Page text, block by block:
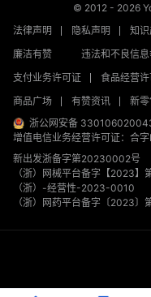
© 2012 - 2026
法律声明
隐私声明 知
廉洁有赞
违法和不良信
支付业务许可证
食品经营
商品广场
有赞资讯 新
浙公网安备
增值电信业务经营许可证：合
新出发浙备字第20230002号
（浙）网械平台备字【2023】
（浙）-经营性-2023-0010
（浙）网药平台备字〔2023